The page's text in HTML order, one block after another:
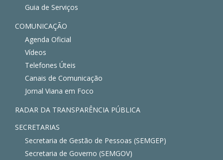
Guia de Serviços
COMUNICAÇÃO
Agenda Oficial
Vídeos
Telefones Úteis
Canais de Comunicação
Jornal Viana em Foco
RADAR DA TRANSPARÊNCIA PÚBLICA
SECRETARIAS
Secretaria de Gestão de Pessoas (SEMGEP)
Secretaria de Governo (SEMGOV)